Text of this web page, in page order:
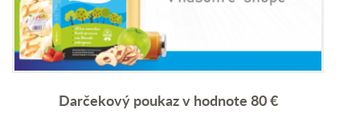
Darčekový poukaz v hodnote 80 €